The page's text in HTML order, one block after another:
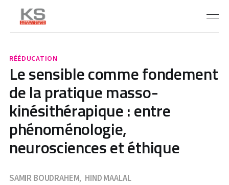
RÉÉDUCATION
Le sensible comme fondement
de la pratique masso-
kinésithérapique : entre
phénoménologie,
neurosciences et éthique
SAMIR BOUDRAHEM, HIND MAALAL